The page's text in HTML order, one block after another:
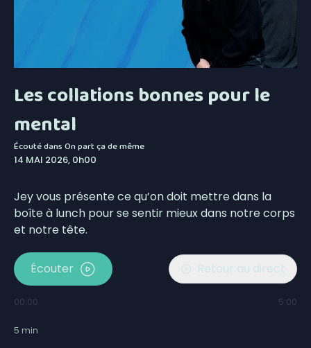
Les collations bonnes pour le
mental
Écouté dansOn part ça de même
14 MAI 2026, 0h00
Jey vous présente ce qu’on doit mettre dans la
boîte à lunch pour se sentir mieux dans notre corps
et notre tête.
Écouter Retour au direct
00:00 5:00
5 min